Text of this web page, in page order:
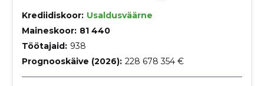
Krediidiskoor: Usaldusväärne
Maineskoor: 81 440
Töötajaid: 938
Prognooskäive (2026): 228 678 354 €